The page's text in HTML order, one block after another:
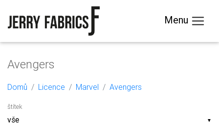
Menu
Avengers
Domů Licence Marvel Avengers
▼
štítek